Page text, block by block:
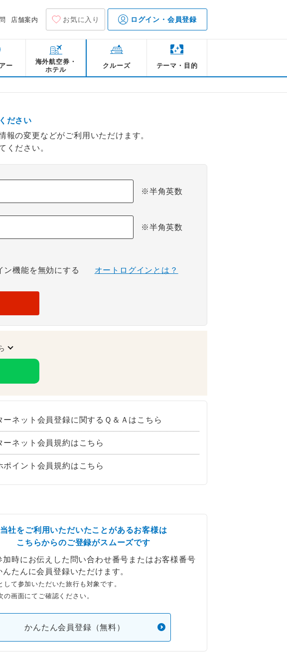
店舗案内 お気に入り ログイン・会員登録
ー
海外航空券・
ホテル
クルーズ テーマ・目的
ださい
の変更などがご利用いただけます。
ください。
※半角英数
※半角英数
ン機能を無効にする オートログインとは？
ーネット会員登録に関するＱ＆Ａはこちら
ーネット会員規約はこちら
ポイント会員規約はこちら
当社をご利用いただいたことがあるお客様は
こちらからのご登録がスムーズです
加時にお伝えした問い合わせ番号またはお客様番号
んたんに会員登録いただけます。
て参加いただいた旅行も対象です。
画面にてご確認ください。
かんたん会員登録（無料）